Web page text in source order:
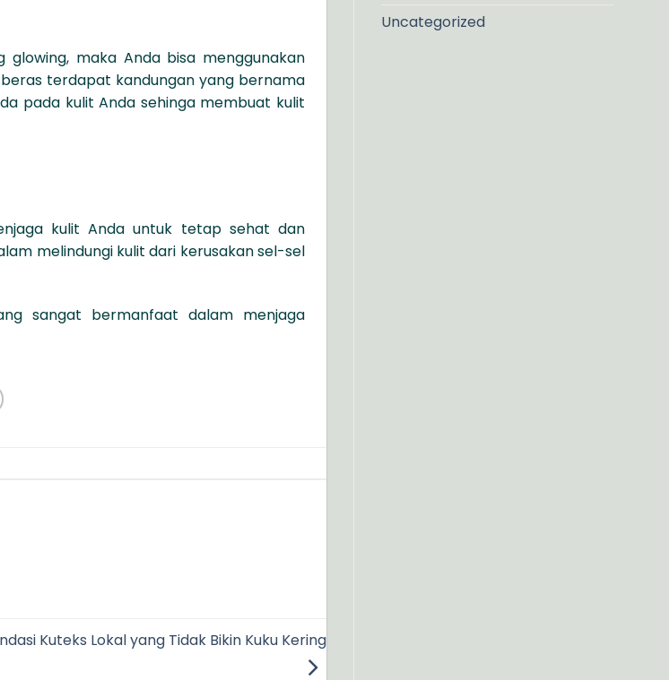
maka Anda bisa menggunakan
terdapat kandungan yang bernama
pada kulit Anda sehinga membuat kulit
kulit Anda untuk tetap sehat dan
melindungi kulit dari kerusakan sel-sel
sangat bermanfaat dalam menjaga
Kuteks Lokal yang Tidak Bikin Kuku Kering
Uncategorized